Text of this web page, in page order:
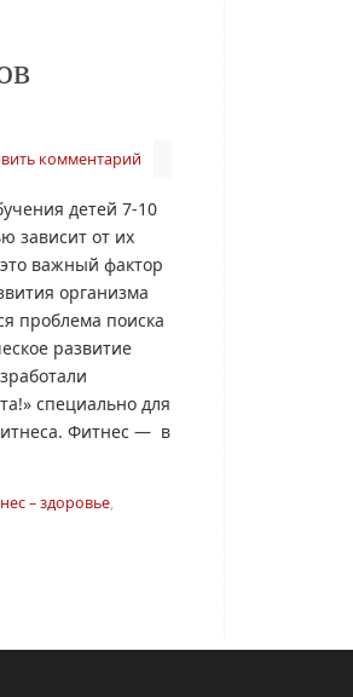
комментарий
детей 7-10
зависит от их
важный фактор
организма
проблема поиска
развитие
специально для
Фитнес — в
– здоровье,